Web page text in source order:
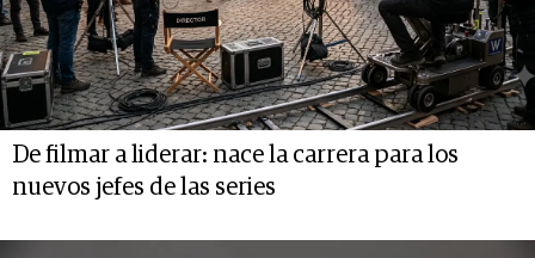
De filmar a liderar: nace la carrera para los
nuevos jefes de las series